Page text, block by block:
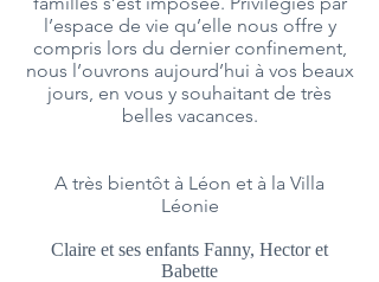
l’espace de vie qu’elle nous offre y
compris lors du dernier confinement,
nous l’ouvrons aujourd’hui à vos beaux
jours, en vous y souhaitant de très
belles vacances.
A très bientôt à Léon et à la Villa
Léonie
Claire et ses enfants Fanny, Hector et
Babette